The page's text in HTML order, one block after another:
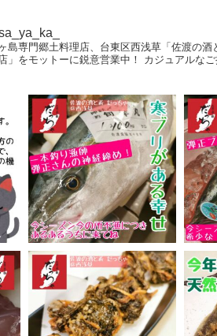
島専門郷土料理店、台東区西浅草「佐渡の
」をモットーに鋭意営業中！
カジュアルな